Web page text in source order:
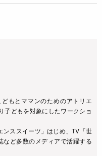
もとママンのためのアトリエ
子どもを対象にしたワークショ
ススイーツ」はじめ、TV「世
ど多数のメディアで活躍する